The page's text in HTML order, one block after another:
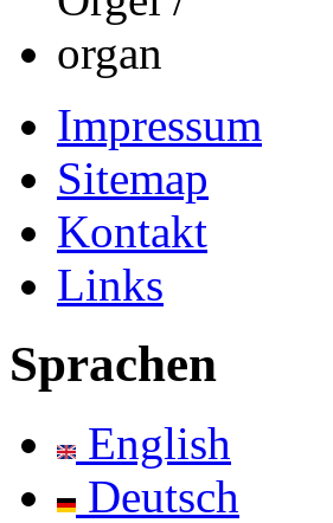
Impressum
Sitemap
Kontakt
Links
Sprachen
English
Deutsch